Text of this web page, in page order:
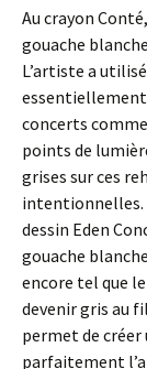
Au crayon
gouache
L’artiste a
concerts
points de
grises sur ces
intentionnelles.
dessin Eden
gouache
encore tel que
devenir gris au
permet de
parfaitement